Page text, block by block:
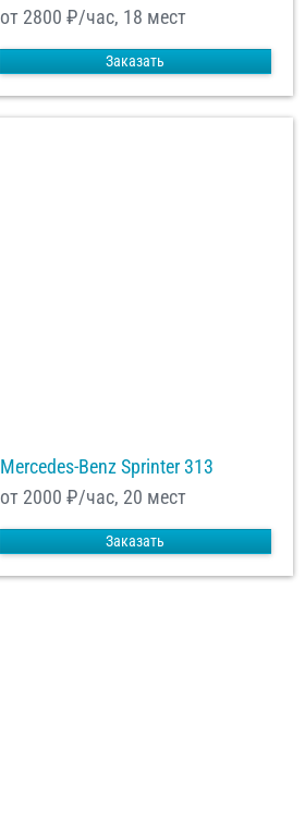
от 2800 ₽/час, 18 мест
Заказать
Mercedes-Benz Sprinter 313
от 2000 ₽/час, 20 мест
Заказать